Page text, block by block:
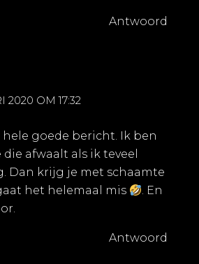
Antwoord
2020 OM 17:32
hele goede bericht. Ik ben
afwaalt als ik teveel
Dan krijg je met schaamte
het helemaal mis
. En
Antwoord